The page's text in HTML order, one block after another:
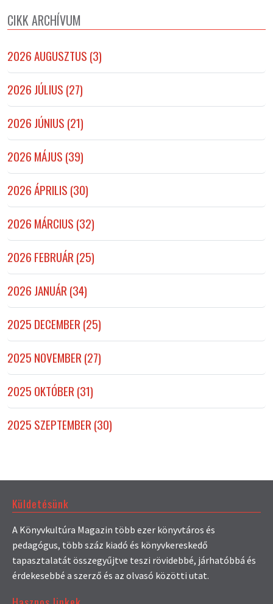
CIKK ARCHÍVUM
2026 AUGUSZTUS (3)
2026 JÚLIUS (27)
2026 JÚNIUS (21)
2026 MÁJUS (39)
2026 ÁPRILIS (30)
2026 MÁRCIUS (32)
2026 FEBRUÁR (25)
2026 JANUÁR (34)
2025 DECEMBER (25)
2025 NOVEMBER (27)
2025 OKTÓBER (31)
2025 SZEPTEMBER (30)
Küldetésünk
A Könyvkultúra Magazin több ezer könyvtáros és
pedagógus, több száz kiadó és könyvkereskedő
tapasztalatát összegyűjtve teszi rövidebbé, járhatóbbá és
érdekesebbé a szerző és az olvasó közötti utat.